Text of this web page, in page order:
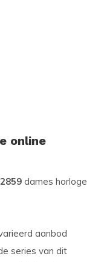
online
dames horloge
aanbod
series van dit